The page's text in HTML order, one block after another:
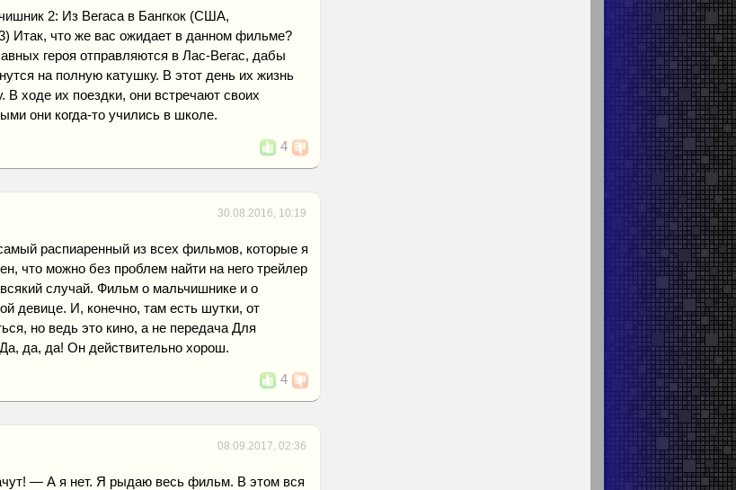
2: Из Вегаса в Бангкок (США,
Итак, что же вас ожидает в данном фильме?
героя отправляются в Лас-Вегас, дабы
на полную катушку. В этот день их жизнь
В ходе их поездки, они встречают своих
они когда-то учились в школе.
4
30.08.2016, 10:19
распиаренный из всех фильмов, которые я
что можно без проблем найти на него трейлер
всякий случай. Фильм о мальчишнике и о
девице. И, конечно, там есть шутки, от
но ведь это кино, а не передача Для
да, да! Он действительно хорош.
4
08.09.2017, 02:36
— А я нет. Я рыдаю весь фильм. В этом вся